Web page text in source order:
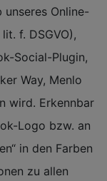
Online-
f. DSGVO),
Social-Plugin,
Way, Menlo
wird. Erkennbar
Logo bzw. an
in den Farben
zu allen